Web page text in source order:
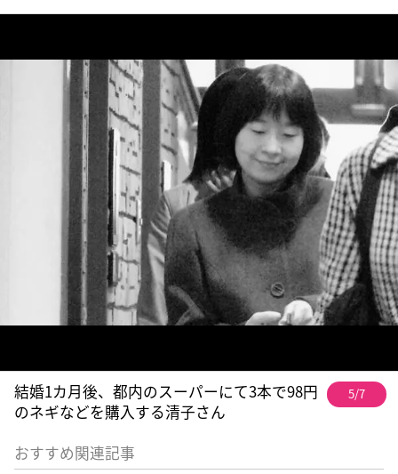
結婚1カ月後、都内のスーパーにて3本で98円
のネギなどを購入する清子さん
5/7
おすすめ関連記事